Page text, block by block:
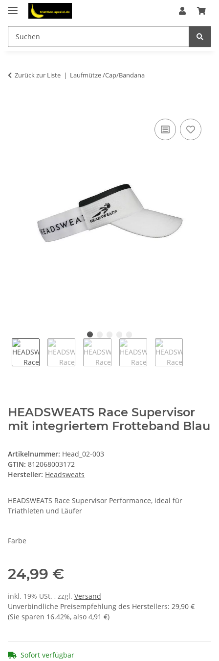
Zurück zur Liste Laufmütze /Cap/Bandana
HEADSWEATS Race Supervisor
mit integriertem Frotteband Blau
Artikelnummer: Head_02-003
GTIN: 812068003172
Hersteller: Headsweats
HEADSWEATS Race Supervisor Performance, ideal für
Triathleten und Läufer
Farbe
24,99 €
inkl. 19% USt. , zzgl. Versand
Unverbindliche Preisempfehlung des Herstellers: 29,90 €
(Sie sparen 16.42%, also 4,91 €)
Sofort verfügbar